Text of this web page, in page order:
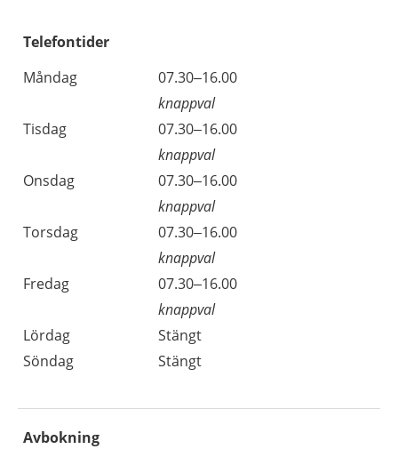
Telefontider
Måndag
07.30–16.00
knappval
Tisdag
07.30–16.00
knappval
Onsdag
07.30–16.00
knappval
Torsdag
07.30–16.00
knappval
Fredag
07.30–16.00
knappval
Lördag
Stängt
Söndag
Stängt
Avbokning